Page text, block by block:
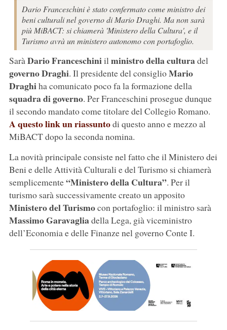
Dario Franceschini è stato confermato come ministro dei
beni culturali nel governo di Mario Draghi. Ma non sarà
più MiBACT: si chiamerà 'Ministero della Cultura', e il
Turismo avrà un ministero autonomo con portafoglio.
SaràDario Franceschiniilministro della culturadel
governo Draghi. Il presidente del consiglioMario
Draghiha comunicato poco fa la formazione della
squadra di governo. Per Franceschini prosegue dunque
il secondo mandato come titolare del Collegio Romano.
A questo link un riassuntodi questo anno e mezzo al
MiBACT dopo la seconda nomina.
La novità principale consiste nel fatto che il Ministero dei
Beni e delle Attività Culturali e del Turismo si chiamerà
semplicemente“Ministero della Cultura”. Per il
turismo sarà successivamente creato un apposito
Ministero del Turismocon portafoglio: il ministro sarà
Massimo Garavagliadella Lega, già viceministro
dell’Economia e delle Finanze nel governo Conte I.